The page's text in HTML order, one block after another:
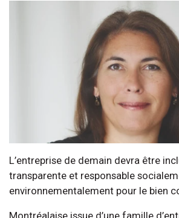
L’entreprise de demain devra être
transparente et responsable
environnementalement pour le bien
Montréalaise issue d’une famille